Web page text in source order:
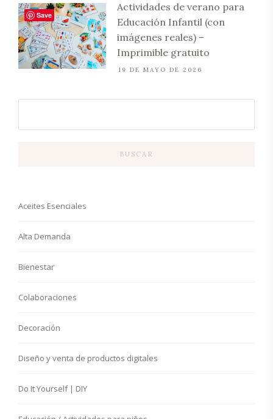
Actividades de verano para
Educación Infantil (con
imágenes reales) –
Imprimible gratuito
19 DE MAYO DE 2026
BUSCAR
Aceites Esenciales
Alta Demanda
Bienestar
Colaboraciones
Decoración
Diseño y venta de productos digitales
Do It Yourself | DIY
Save